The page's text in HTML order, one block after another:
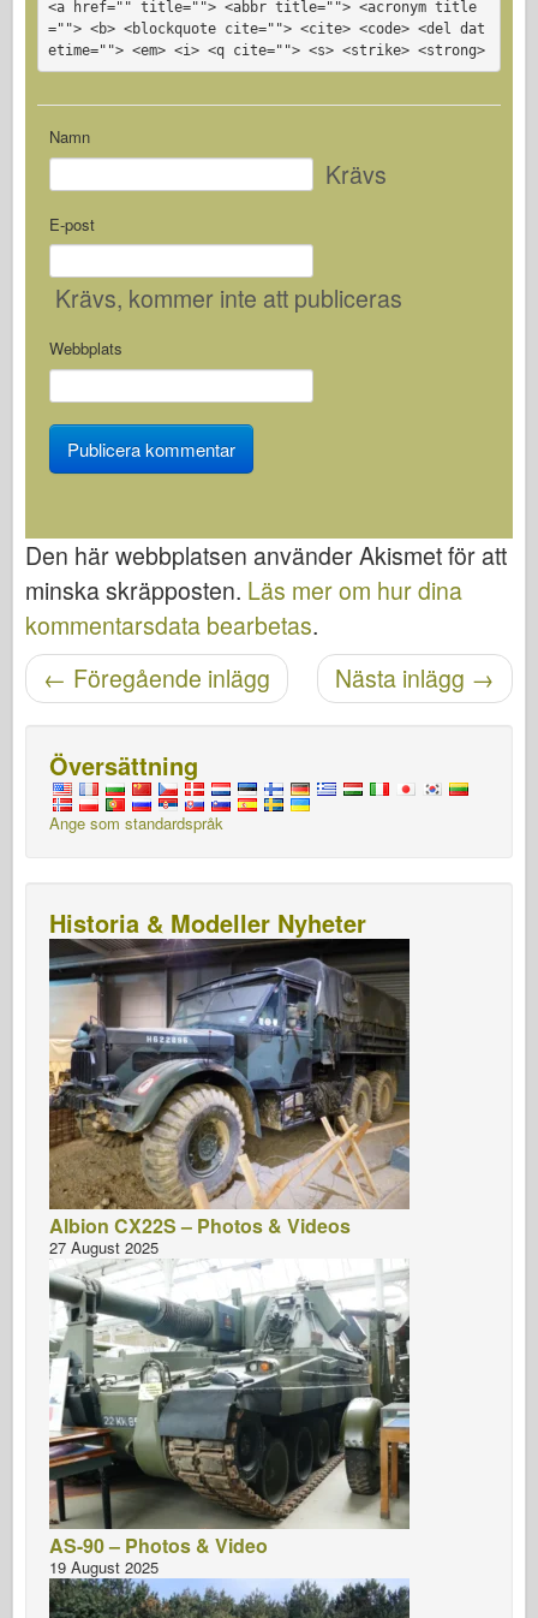
<a href="" title=""> <abbr title=""> <acronym title
=""> <b> <blockquote cite=""> <cite> <code> <del dat
etime=""> <em> <i> <q cite=""> <s> <strike> <strong>
Namn
Krävs
E-post
Krävs, kommer inte att publiceras
Webbplats
Den här webbplatsen använder Akismet för att
minska skräpposten. Läs mer om hur dina
kommentarsdata bearbetas.
Posta navigering Nästa inlägg →
← Föregående inlägg
Översättning
Ange som standardspråk
Historia & Modeller Nyheter
Albion CX22S – Photos & Videos
27 August 2025
AS-90 – Photos & Video
19 August 2025